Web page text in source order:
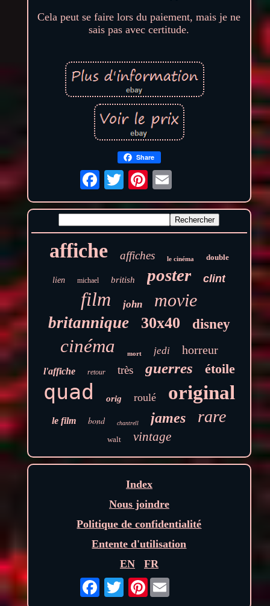
Cela peut se faire lors du paiement, mais je ne
sais pas avec certitude.
Share
affiche affiches le cinéma double
lien michael british poster clint
film john movie
britannique 30x40 disney
cinéma mort jedi horreur
l'affiche retour très guerres étoile
quad orig roulé original
le film bond chantrell james rare
walt vintage
Index
Nous joindre
Politique de confidentialité
Entente d'utilisation
EN
FR
Pinterest